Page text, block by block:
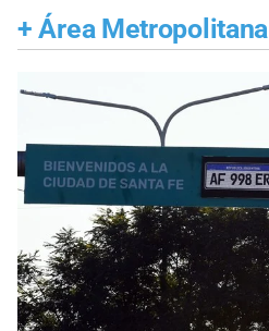
+ Área Metropolitana